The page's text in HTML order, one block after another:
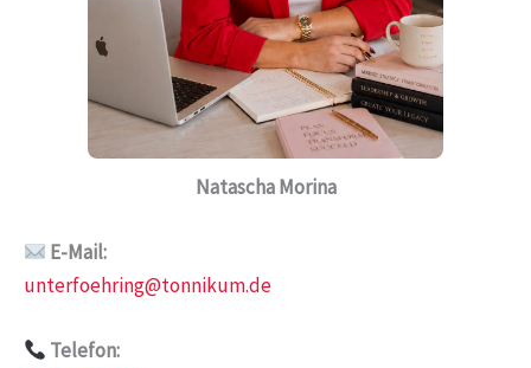
Natascha Morina
E-Mail:
unterfoehring@tonnikum.de
Telefon: